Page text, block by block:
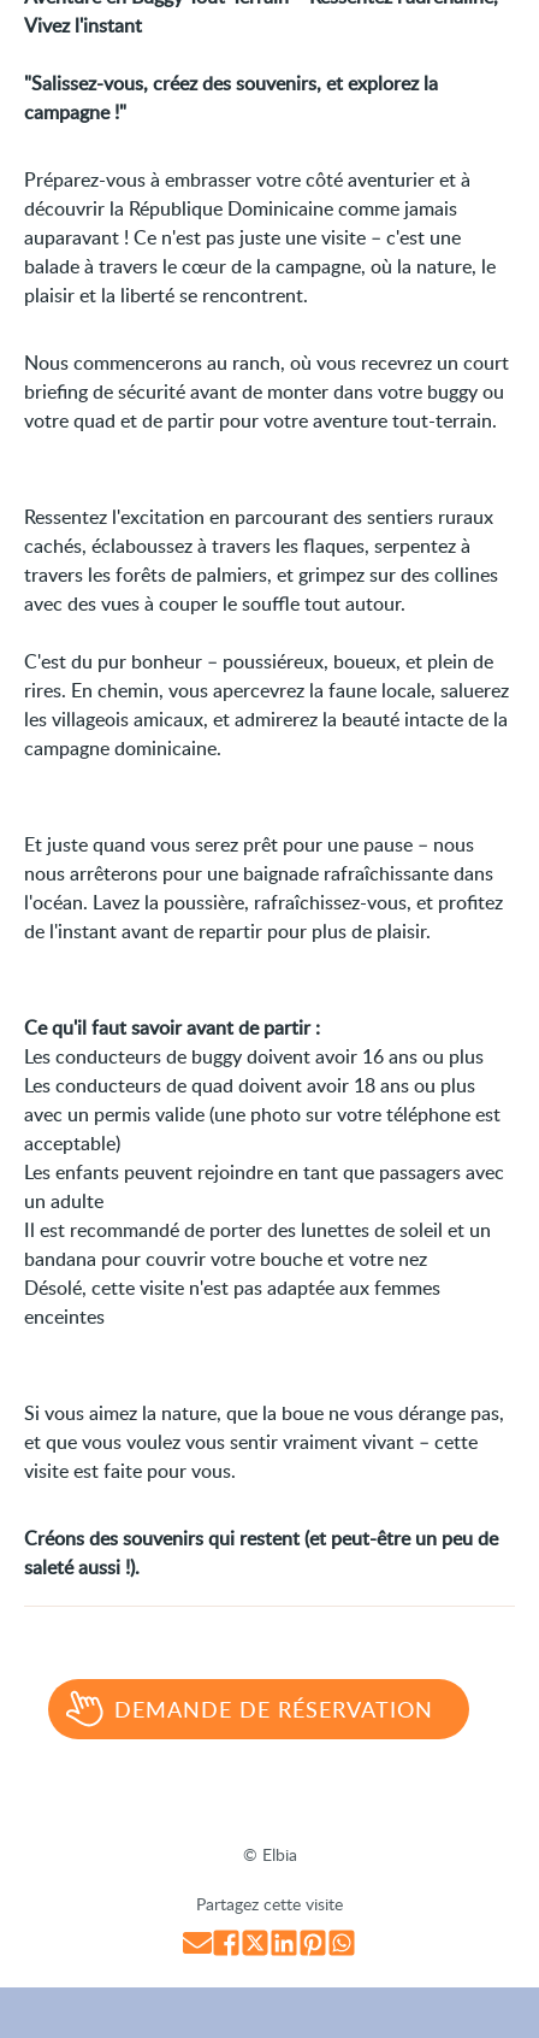
Vivez l'instant
"Salissez-vous, créez des souvenirs, et explorez la
campagne !"
Préparez-vous à embrasser votre côté aventurier et à
découvrir la République Dominicaine comme jamais
auparavant ! Ce n'est pas juste une visite – c'est une
balade à travers le cœur de la campagne, où la nature, le
plaisir et la liberté se rencontrent.
Nous commencerons au ranch, où vous recevrez un court
briefing de sécurité avant de monter dans votre buggy ou
votre quad et de partir pour votre aventure tout-terrain.
Ressentez l'excitation en parcourant des sentiers ruraux
cachés, éclaboussez à travers les flaques, serpentez à
travers les forêts de palmiers, et grimpez sur des collines
avec des vues à couper le souffle tout autour.
C'est du pur bonheur – poussiéreux, boueux, et plein de
rires. En chemin, vous apercevrez la faune locale, saluerez
les villageois amicaux, et admirerez la beauté intacte de la
campagne dominicaine.
Et juste quand vous serez prêt pour une pause – nous
nous arrêterons pour une baignade rafraîchissante dans
l'océan. Lavez la poussière, rafraîchissez-vous, et profitez
de l'instant avant de repartir pour plus de plaisir.
Ce qu'il faut savoir avant de partir :
Les conducteurs de buggy doivent avoir 16 ans ou plus
Les conducteurs de quad doivent avoir 18 ans ou plus
avec un permis valide (une photo sur votre téléphone est
acceptable)
Les enfants peuvent rejoindre en tant que passagers avec
un adulte
Il est recommandé de porter des lunettes de soleil et un
bandana pour couvrir votre bouche et votre nez
Désolé, cette visite n'est pas adaptée aux femmes
enceintes
Si vous aimez la nature, que la boue ne vous dérange pas,
et que vous voulez vous sentir vraiment vivant – cette
visite est faite pour vous.
Créons des souvenirs qui restent (et peut-être un peu de
saleté aussi !).
DEMANDE DE RÉSERVATION
© Elbia
Partagez cette visite